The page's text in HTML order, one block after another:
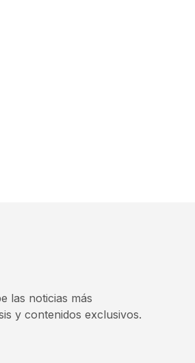
las noticias más
y contenidos exclusivos.